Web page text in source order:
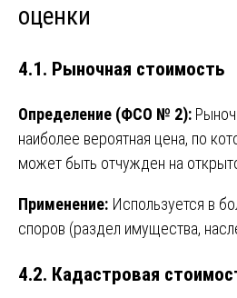
оценки
4.1. Рыночная стоимость
Определение (ФСО № 2):
наиболее вероятная цена, по
может быть отчужден на
Применение: Используется в
споров (раздел имущества,
4.2. Кадастровая